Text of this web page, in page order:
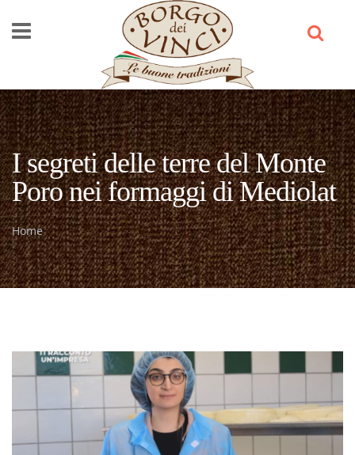
Salta al contenuto principale
I segreti delle terre del Monte
Poro nei formaggi di Mediolat
Tu sei qui
Home